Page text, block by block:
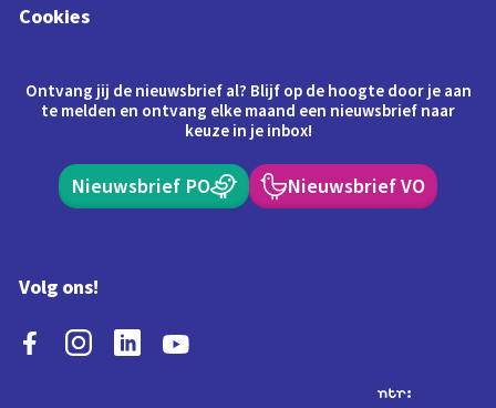
Cookies
Ontvang jij de nieuwsbrief al? Blijf op de hoogte door je aan
te melden en ontvang elke maand een nieuwsbrief naar
keuze in je inbox!
Nieuwsbrief PO Nieuwsbrief VO
Volg ons!